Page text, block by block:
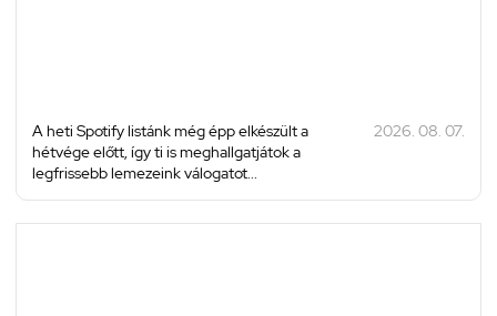
A heti Spotify listánk még épp elkészült a
hétvége előtt, így ti is meghallgatjátok a
legfrissebb lemezeink válogatot...
2026. 08. 07.